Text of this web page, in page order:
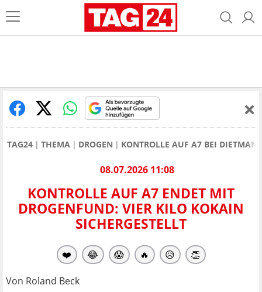
TAG24 THEMA DROGEN KONTROLLE AUF A7 BEI
08.07.2026 11:08
KONTROLLE AUF A7 ENDET MIT
DROGENFUND: VIER KILO KOKAIN
SICHERGESTELLT
❤️ 😂 😱 🔥 😥 👏
Von Roland Beck